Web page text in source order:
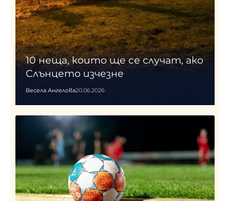
10 неща, които ще се случат, ако
Слънцето изчезне
Весела Ангелова20.06.2026